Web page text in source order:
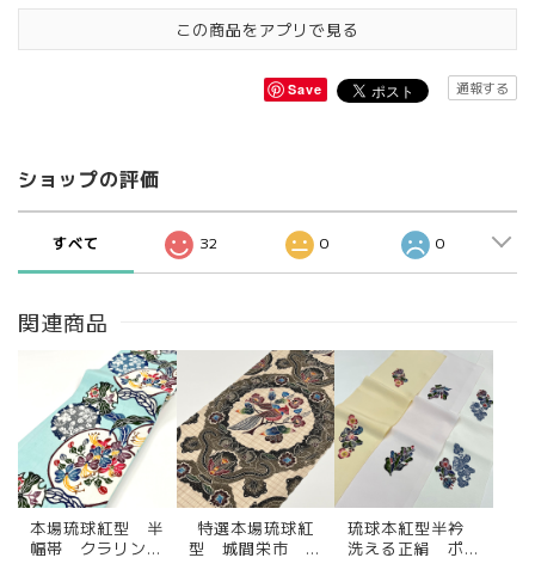
この商品をアプリで見る
Save 通報する
ショップの評価
すべて 32 0 0
関連商品
本場琉球紅型 半
幅帯 クラリンド
特選本場琉球紅
型 城間栄市 九
琉球本紅型半衿
洗える正絹 ポイ